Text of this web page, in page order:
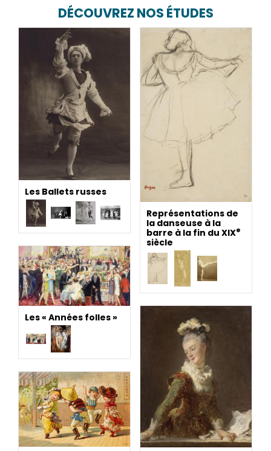
DÉCOUVREZ NOS ÉTUDES
Les Ballets russes
Représentations de
la danseuse à la
barre à la fin du XIXe
siècle
Les « Années folles »